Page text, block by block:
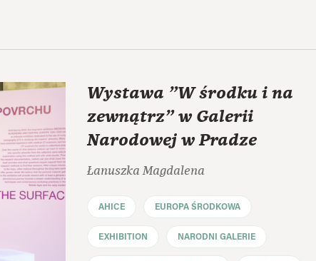
Wystawa "W środku i na
zewnątrz" w Galerii
Narodowej w Pradze
Łanuszka Magdalena
AHICE EUROPA ŚRODKOWA
EXHIBITION NARODNI GALERIE